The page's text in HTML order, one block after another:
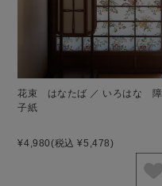
花束 はなたば ／ いろはな 障
子紙
¥4,980(税込 ¥5,478)